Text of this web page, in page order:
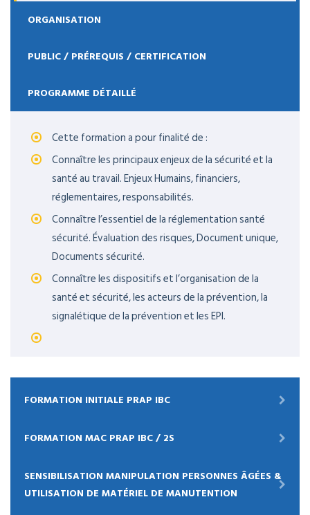
ORGANISATION
PUBLIC / PRÉREQUIS / CERTIFICATION
PROGRAMME DÉTAILLÉ
Cette formation a pour finalité de :
Connaître les principaux enjeux de la sécurité et la
santé au travail. Enjeux Humains, financiers,
réglementaires, responsabilités.
Connaître l’essentiel de la réglementation santé
sécurité. Évaluation des risques, Document unique,
Documents sécurité.
Connaître les dispositifs et l’organisation de la
santé et sécurité, les acteurs de la prévention, la
signalétique de la prévention et les EPI.
FORMATION INITIALE PRAP IBC
FORMATION MAC PRAP IBC / 2S
SENSIBILISATION MANIPULATION PERSONNES ÂGÉES &
UTILISATION DE MATÉRIEL DE MANUTENTION